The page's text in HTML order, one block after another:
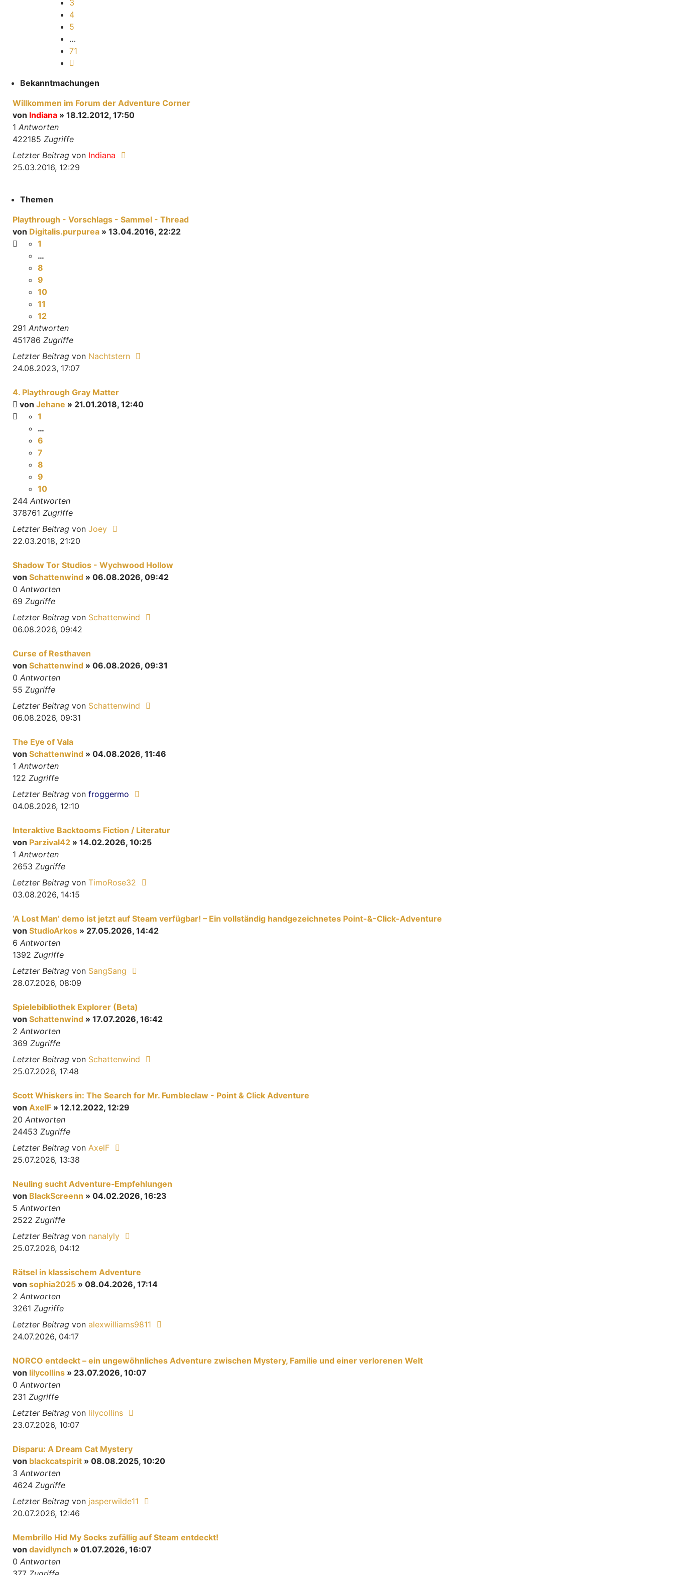
3
4
5
…
71
Bekanntmachungen
Willkommen im Forum der Adventure Corner
von Indiana » 18.12.2012, 17:50
1 Antworten
422185 Zugriffe
Letzter Beitrag von Indiana
25.03.2016, 12:29
Themen
Playthrough - Vorschlags - Sammel - Thread
von Digitalis.purpurea » 13.04.2016, 22:22
1
…
8
9
10
11
12
291 Antworten
451786 Zugriffe
Letzter Beitrag von Nachtstern
24.08.2023, 17:07
4. Playthrough Gray Matter
von Jehane » 21.01.2018, 12:40
1
…
6
7
8
9
10
244 Antworten
378761 Zugriffe
Letzter Beitrag von Joey
22.03.2018, 21:20
Shadow Tor Studios - Wychwood Hollow
von Schattenwind » 06.08.2026, 09:42
0 Antworten
69 Zugriffe
Letzter Beitrag von Schattenwind
06.08.2026, 09:42
Curse of Resthaven
von Schattenwind » 06.08.2026, 09:31
0 Antworten
55 Zugriffe
Letzter Beitrag von Schattenwind
06.08.2026, 09:31
The Eye of Vala
von Schattenwind » 04.08.2026, 11:46
1 Antworten
122 Zugriffe
Letzter Beitrag von froggermo
04.08.2026, 12:10
Interaktive Backtooms Fiction / Literatur
von Parzival42 » 14.02.2026, 10:25
1 Antworten
2653 Zugriffe
Letzter Beitrag von TimoRose32
03.08.2026, 14:15
’A Lost Man’ demo ist jetzt auf Steam verfügbar! – Ein vollständig handgezeichnetes Point-&-Click-Adventure
von StudioArkos » 27.05.2026, 14:42
6 Antworten
1392 Zugriffe
Letzter Beitrag von SangSang
28.07.2026, 08:09
Spielebibliothek Explorer (Beta)
von Schattenwind » 17.07.2026, 16:42
2 Antworten
369 Zugriffe
Letzter Beitrag von Schattenwind
25.07.2026, 17:48
Scott Whiskers in: The Search for Mr. Fumbleclaw - Point & Click Adventure
von AxelF » 12.12.2022, 12:29
20 Antworten
24453 Zugriffe
Letzter Beitrag von AxelF
25.07.2026, 13:38
Neuling sucht Adventure‑Empfehlungen
von BlackScreenn » 04.02.2026, 16:23
5 Antworten
2522 Zugriffe
Letzter Beitrag von nanalyly
25.07.2026, 04:12
Rätsel in klassischem Adventure
von sophia2025 » 08.04.2026, 17:14
2 Antworten
3261 Zugriffe
Letzter Beitrag von alexwilliams9811
24.07.2026, 04:17
NORCO entdeckt – ein ungewöhnliches Adventure zwischen Mystery, Familie und einer verlorenen Welt
von lilycollins » 23.07.2026, 10:07
0 Antworten
231 Zugriffe
Letzter Beitrag von lilycollins
23.07.2026, 10:07
Disparu: A Dream Cat Mystery
von blackcatspirit » 08.08.2025, 10:20
3 Antworten
4624 Zugriffe
Letzter Beitrag von jasperwilde11
20.07.2026, 12:46
Membrillo Hid My Socks zufällig auf Steam entdeckt!
von davidlynch » 01.07.2026, 16:07
0 Antworten